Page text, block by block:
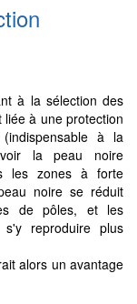
à la sélection des
à une protection
à la
la peau noire
les zones à forte
noire se réduit
de pôles, et les
reproduire plus
alors un avantage